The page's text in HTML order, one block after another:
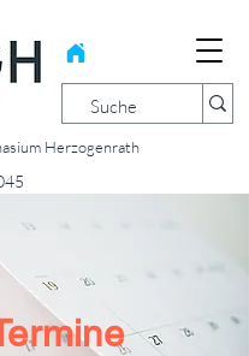
Herzogenrath